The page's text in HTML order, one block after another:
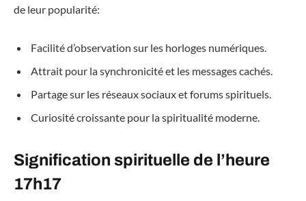
de leur popularité:
Facilité d’observation sur les horloges numériques.
Attrait pour la synchronicité et les messages cachés.
Partage sur les réseaux sociaux et forums spirituels.
Curiosité croissante pour la spiritualité moderne.
Signification spirituelle de l’heure
17h17